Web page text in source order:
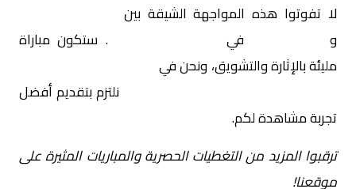
لا تفوتوا هذه المواجهة الشيقة بين
وباشاك شهير في
. ستكون مباراة
مليئة بالإثارة والتشويق، ونحن في
نلتزم بتقديم أفضل
تجربة مشاهدة لكم.
ترقبوا المزيد من التغطيات الحصرية والمباريات المثيرة على
موقعنا!